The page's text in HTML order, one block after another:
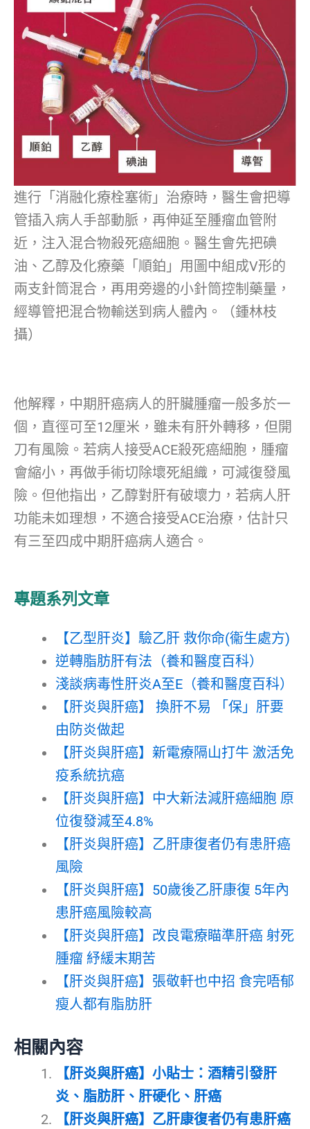
進行「消融化療栓塞術」治療時，醫生會把導
管插入病人手部動脈，再伸延至腫瘤血管附
近，注入混合物殺死癌細胞。醫生會先把碘
油、乙醇及化療藥「順鉑」用圖中組成V形的
兩支針筒混合，再用旁邊的小針筒控制藥量，
經導管把混合物輸送到病人體內。（鍾林枝
攝）
他解釋，中期肝癌病人的肝臟腫瘤一般多於一
個，直徑可至12厘米，雖未有肝外轉移，但開
刀有風險。若病人接受ACE殺死癌細胞，腫瘤
會縮小，再做手術切除壞死組織，可減復發風
險。但他指出，乙醇對肝有破壞力，若病人肝
功能未如理想，不適合接受ACE治療，估計只
有三至四成中期肝癌病人適合。
專題系列文章
【乙型肝炎】驗乙肝 救你命(衞生處方)
逆轉脂肪肝有法（養和醫度百科）
淺談病毒性肝炎A至E（養和醫度百科）
【肝炎與肝癌】 換肝不易 「保」肝要
由防炎做起
【肝炎與肝癌】新電療隔山打牛 激活免
疫系統抗癌
【肝炎與肝癌】中大新法減肝癌細胞 原
位復發減至4.8%
【肝炎與肝癌】乙肝康復者仍有患肝癌
風險
【肝炎與肝癌】50歲後乙肝康復 5年內
患肝癌風險較高
【肝炎與肝癌】改良電療瞄準肝癌 射死
腫瘤 紓緩末期苦
【肝炎與肝癌】張敬軒也中招 食完唔郁
瘦人都有脂肪肝
相關內容
【肝炎與肝癌】小貼士：酒精引發肝
炎、脂肪肝、肝硬化、肝癌
【肝炎與肝癌】乙肝康復者仍有患肝癌